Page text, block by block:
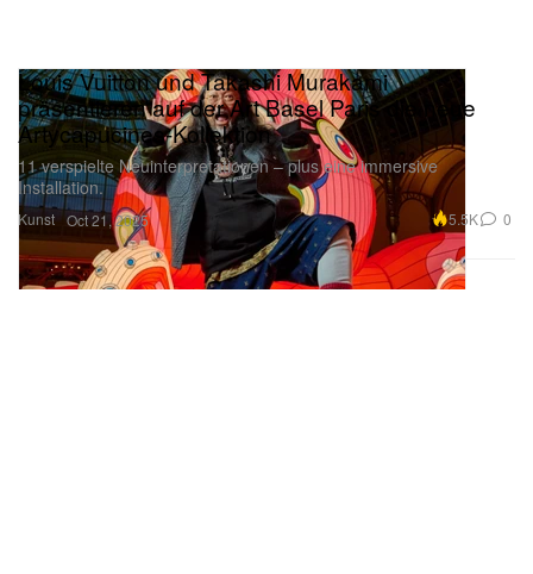
Kunst
Louis Vuitton und Takashi Murakami
präsentieren auf der Art Basel Paris die neue
Artycapucines-Kollektion
11 verspielte Neuinterpretationen – plus eine immersive
Installation.
Oct 21, 2025 5.5K 0